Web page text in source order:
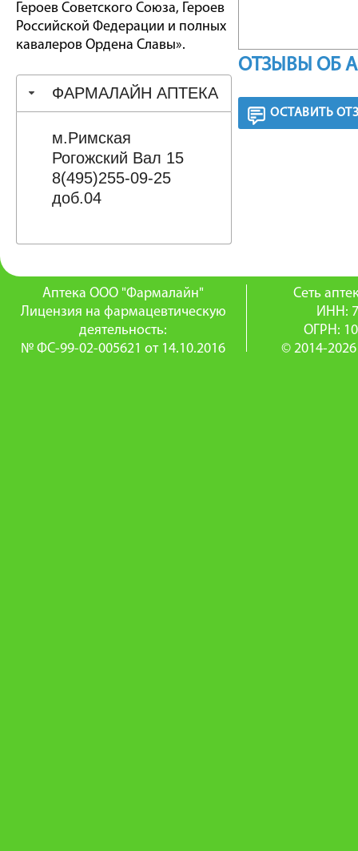
Героев Советского Союза, Героев
Российской Федерации и полных
кавалеров Ордена Славы».
ФАРМАЛАЙН АПТЕКА
м.Римская
Рогожский Вал 15
8(495)255-09-25
доб.04
ОТЗЫВЫ ОБ
ОСТАВИТЬ
Аптека ООО "Фармалайн"
Лицензия на фармацевтическую
деятельность:
№ ФС-99-02-005621 от 14.10.2016
Сеть
ИНН:
ОГРН:
© 2014-